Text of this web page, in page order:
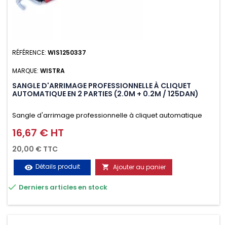
RÉFÉRENCE: WIS1250337
MARQUE: WISTRA
SANGLE D'ARRIMAGE PROFESSIONNELLE À CLIQUET
AUTOMATIQUE EN 2 PARTIES (2.0M + 0.2M / 125DAN)
Sangle d'arrimage professionnelle à cliquet automatique
avec crochet deux doigts soudés en J en 2 parties (2.0M +
0.2M / 125daN), simple et rapide d'utilisation. Permet
d'arrimer et de sécuriser vos chargements pendant le
transport. Matière polyester très résistante aux UV et aux
variations de températures, n'absorbe pas l'eau.
Prix
16,67 € HT
20,00 € TTC
visibility Détails produit  Ajouter au panier
 Derniers articles en stock